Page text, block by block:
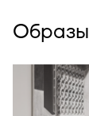
Образы